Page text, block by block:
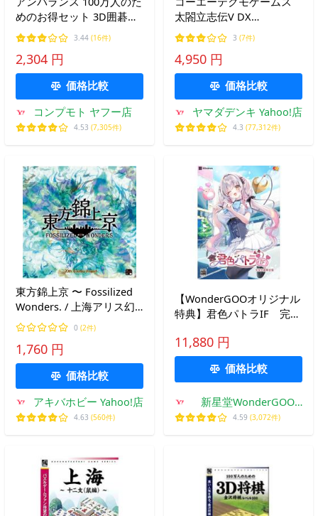
めのお得セット 3D囲碁・
将棋・麻雀(対応OS:その
他) 目安在庫=△
3.44 (16件)
2,304 円
価格比較
コンプモト ヤフー店
4.53 (7,305件)
太閤立志伝V DX
【Windows用】
3 (7件)
4,950 円
価格比較
ヤマダデンキ Yahoo!店
4.3 (77,312件)
東方錦上京 〜 Fossilized
Wonders. / 上海アリス幻
樂団
0 (2件)
1,760 円
価格比較
アキバホビー Yahoo!店
4.63 (560件)
【WonderGOOオリジナル
特典】君色パトラIF 完全
20261126
11,880 円
価格比較
新星堂WonderGOO
Yahoo!店
4.59 (3,072件)